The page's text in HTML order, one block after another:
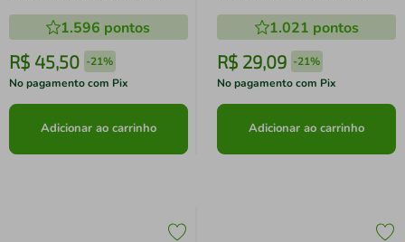
1.596 pontos
R$ 45,50 -21%
No pagamento com Pix
Adicionar ao carrinho
1.021 pontos
R$ 29,09 -21%
No pagamento com Pix
Adicionar ao carrinho